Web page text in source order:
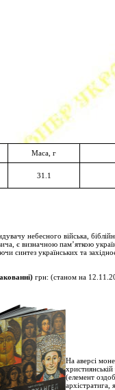
Маса, г
31.1
небесного війська,
є визначною пам’яткою
синтез українських та
грн: (станом на
На аверсі
(елемент
архістратига,